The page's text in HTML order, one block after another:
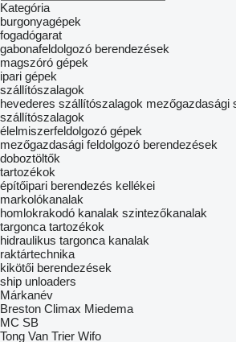
Kategória
burgonyagépek
fogadógarat
gabonafeldolgozó berendezések
magszóró gépek
ipari gépek
szállítószalagok
hevederes szállítószalagok mezőgazdasági
szállítószalagok
élelmiszerfeldolgozó gépek
mezőgazdasági feldolgozó berendezések
doboztöltők
tartozékok
építőipari berendezés kellékei
markolókanalak
homlokrakodó kanalak szintezőkanalak
targonca tartozékok
hidraulikus targonca kanalak
raktártechnika
kikötői berendezések
ship unloaders
Márkanév
Breston Climax Miedema
MC SB
Tong Van Trier Wifo